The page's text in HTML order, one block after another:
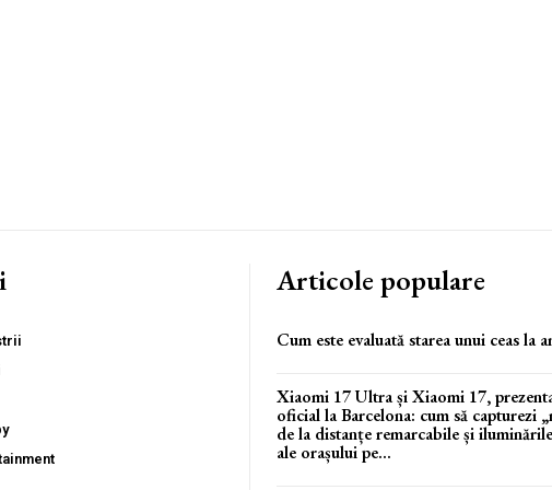
Articole populare
Cum este evaluată starea unui ceas la
Xiaomi 17 Ultra și Xiaomi 17,
oficial la Barcelona: cum să capturezi
de la distanțe remarcabile și
ale orașului pe...